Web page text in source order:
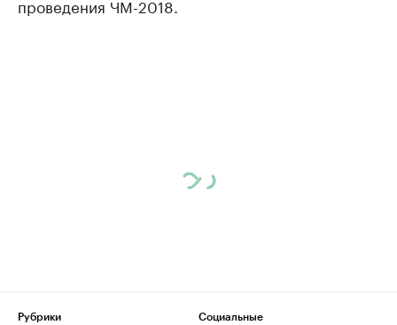
проведения ЧМ-2018.
Рубрики
Социальные